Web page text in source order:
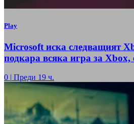
Play
Microsoft иска следващият
подкара всяка игра за Xbox,
0 | Преди 19 ч.